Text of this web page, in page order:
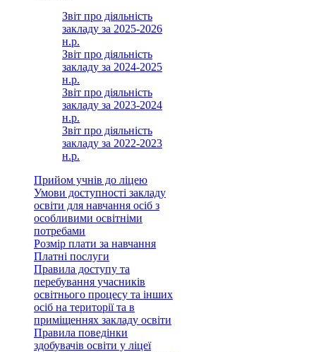
Звіт про діяльність
закладу за 2025-2026
н.р.
Звіт про діяльність
закладу за 2024-2025
н.р.
Звіт про діяльність
закладу за 2023-2024
н.р.
Звіт про діяльність
закладу за 2022-2023
н.р.
Прийом учнів до ліцею
Умови доступності закладу
освіти для навчання осіб з
особливими освітніми
потребами
Розмір плати за навчання
Платні послуги
Правила доступу та
перебування учасників
освітнього процесу та інших
осіб на території та в
приміщеннях закладу освіти
Правила поведінки
здобувачів освіти у ліцеї